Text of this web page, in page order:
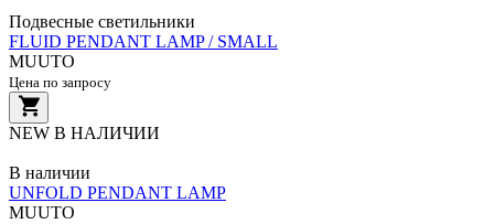
Подвесные светильники
FLUID PENDANT LAMP / SMALL
MUUTO
Цена по запросу
NEW В НАЛИЧИИ
В наличии
UNFOLD PENDANT LAMP
MUUTO